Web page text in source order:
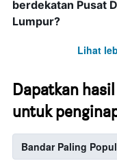
berdekatan Pusat
Lumpur?
Lihat
Dapatkan
untuk
Bandar Paling